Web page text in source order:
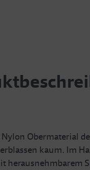
Obermaterial
kaum. Im
herausnehmbarem